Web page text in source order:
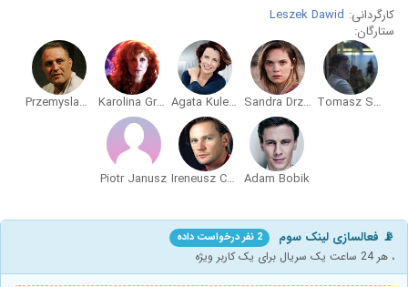
کارگردانی: Leszek Dawid
ستارگان:
Tomasz Schuchardt
Sandra Drzymalska
Agata Kulesza
Karolina Gruszka
Przemyslaw Bluszcz
Adam Bobik
Ireneusz Czop
Piotr Janusz
📡 فعالسازی لینک سوم 2 نفر درخواست داده
، هر 24 ساعت یک سریال برای یک کاربر ویژه